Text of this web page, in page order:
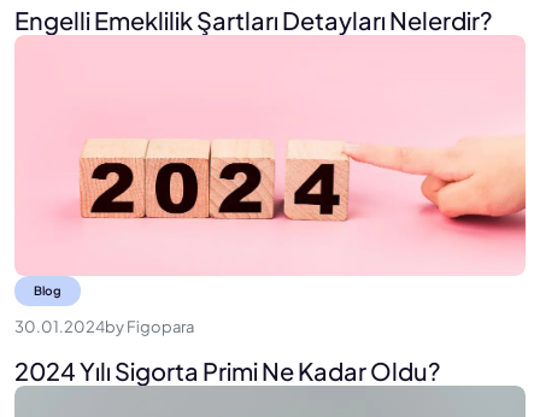
Engelli Emeklilik Şartları Detayları Nelerdir?
Blog
30.01.2024byFigopara
2024 Yılı Sigorta Primi Ne Kadar Oldu?